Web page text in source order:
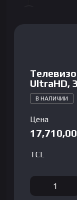
UltraHD,
В НАЛИЧИИ
Цена
TCL
Количество
товара